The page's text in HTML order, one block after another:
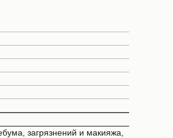
загрязнений и макияжа,